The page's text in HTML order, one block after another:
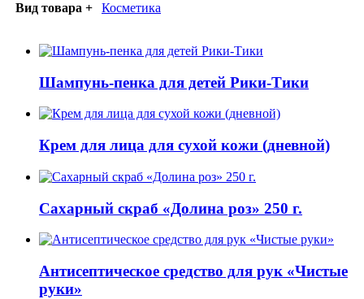
Вид товара + Косметика
Шампунь-пенка для детей Рики-Тики
Крем для лица для сухой кожи (дневной)
Сахарный скраб «Долина роз» 250 г.
Антисептическое средство для рук «Чистые
руки»